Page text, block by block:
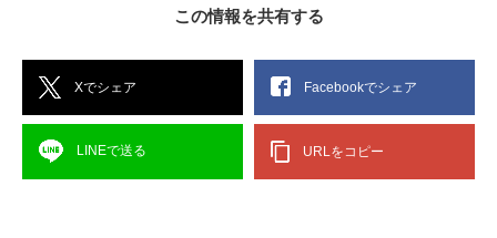
この情報を共有する
Xでシェア Facebookでシェア
LINEで送る URLをコピー